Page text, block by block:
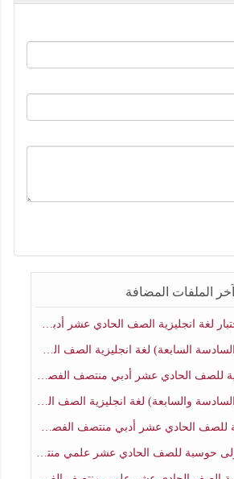
آخر الملفات المضافة
انجليزية الصف الحادي عشر أدبي منتصف الفصل الثاني
لغة انجليزية الصف الحادي عشر أدبي منتصف الفصل الثاني
للصف الحادي عشر أدبي منتصف الفصل الثاني
لغة انجليزية الصف الحادي عشر أدبي الفصل الثاني
للصف الحادي عشر أدبي منتصف الفصل الثاني
حوسبة للصف الحادي عشر علمي منتصف الفصل الثاني